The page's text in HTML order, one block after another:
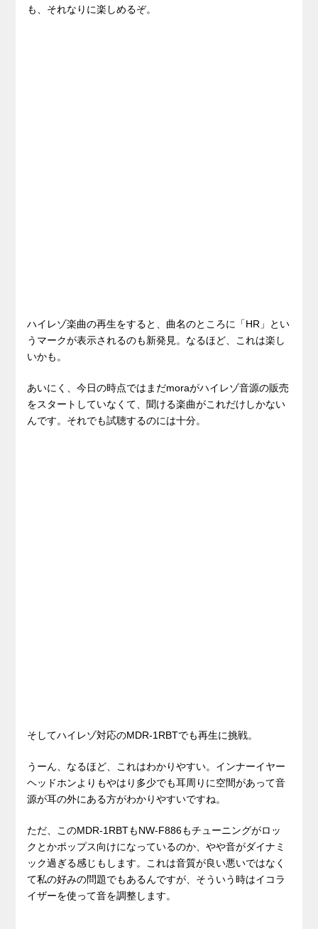
も、それなりに楽しめるぞ。
ハイレゾ楽曲の再生をすると、曲名のところに「HR」とい
うマークが表示されるのも新発見。なるほど、これは楽し
いかも。
あいにく、今日の時点ではまだmoraがハイレゾ音源の販売
をスタートしていなくて、聞ける楽曲がこれだけしかない
んです。それでも試聴するのには十分。
そしてハイレゾ対応のMDR-1RBTでも再生に挑戦。
うーん、なるほど、これはわかりやすい。インナーイヤー
ヘッドホンよりもやはり多少でも耳周りに空間があって音
源が耳の外にある方がわかりやすいですね。
ただ、このMDR-1RBTもNW-F886もチューニングがロッ
クとかポップス向けになっているのか、やや音がダイナミ
ック過ぎる感じもします。これは音質が良い悪いではなく
て私の好みの問題でもあるんですが、そういう時はイコラ
イザーを使って音を調整します。